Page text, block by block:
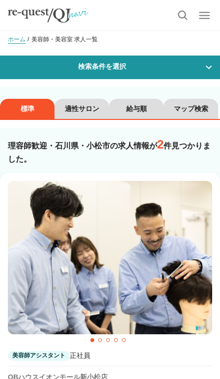
ホーム 美容師・美容室 求人一覧
検索条件を選択
沿線・駅を選択 市区町村を選択
小松市
職種・技能ランク
美容師スタイリスト 美容師アシスタント
カラーリスト フロント・レセプション
ヘアメイク・美容部員 アイリスト
ネイリスト エステティシャン
講師・インストラクター 営業・販売スタッフ・その他
雇用形態
正社員
業務委託・フリーランス
標準 適性サロン 給与順 マップ検索
理容師歓迎・石川県・小松市の求人情報が2件見つかりま
した。
美容師アシスタント 正社員
QBハウスイオンモール新小松店